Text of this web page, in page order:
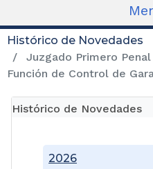
Histórico de Novedades
Juzgado Primero
Función de Control de
Histórico de Novedades
2026